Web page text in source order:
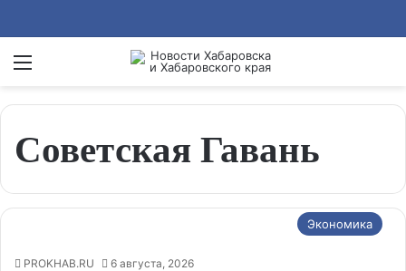
Menu
Советская Гавань
Экономика
PROKHAB.RU 6 августа, 2026